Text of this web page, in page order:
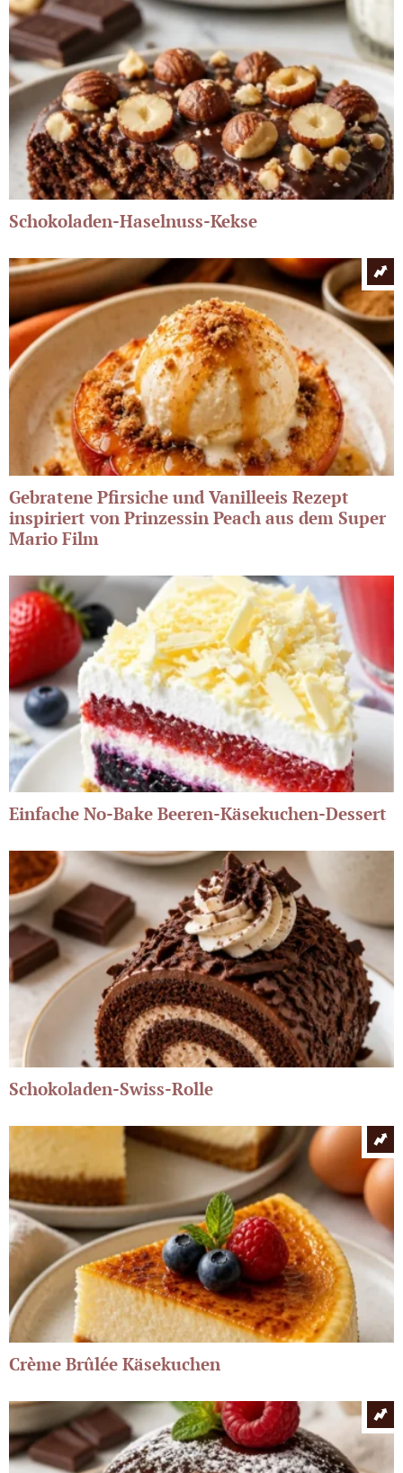
Schokoladen-Haselnuss-Kekse
Gebratene Pfirsiche und Vanilleeis Rezept
inspiriert von Prinzessin Peach aus dem Super
Mario Film
Einfache No-Bake Beeren-Käsekuchen-Dessert
Schokoladen-Swiss-Rolle
Crème Brûlée Käsekuchen